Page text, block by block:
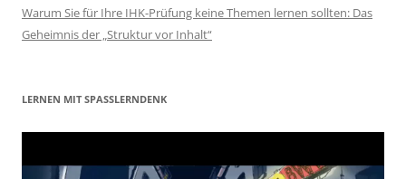
Warum Sie für Ihre IHK-Prüfung keine Themen lernen sollten: Das
Geheimnis der „Struktur vor Inhalt“
LERNEN MIT SPASSLERNDENK